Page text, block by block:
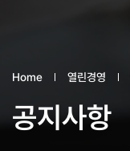
Home 열린경영
공지사항